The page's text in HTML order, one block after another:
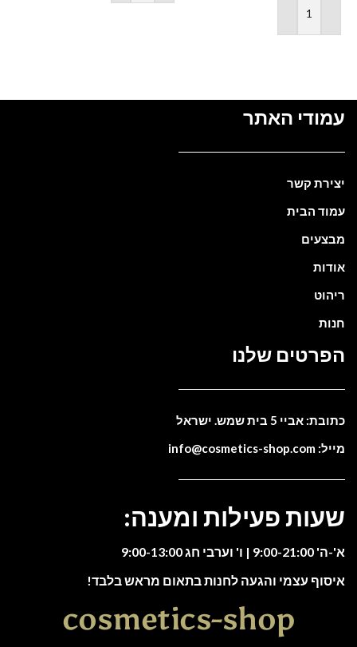
הוספה לסל
עמודי האתר
יצירת קשר
עמוד הבית
מבצעים
אודות
ריהוט
חנות
הפרטים שלנו
כתובת: אביי 5 בית שמש. ישראל
מייל: info@cosmetics-shop.com
שעות פעילות ומענה:
א'-ה' 9:00-21:00 | ו' וערבי חג 9:00-13:00
איסוף עצמי והגעה לחנות בתאום מראש בלבד!
cosmetics-shop